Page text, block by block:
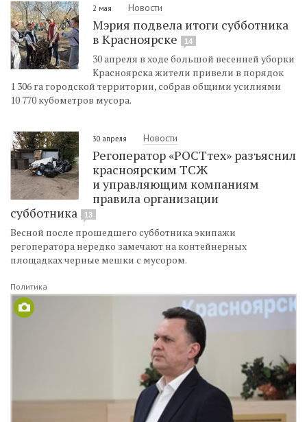
2 мая Новости
Мэрия подвела итоги субботника
в Красноярске
14
30 апреля в ходе большой весенней уборки
Красноярска жители привели в порядок
1 306 га городской территории, собрав общими усилиями
10 770 кубометров мусора.
30 апреля Новости
Регоператор «РОСТтех» разъяснил
красноярским ТСЖ
и управляющим компаниям
правила организации
субботника
13
Весной после прошедшего субботника экипажи
регоператора нередко замечают на контейнерных
площадках черные мешки с мусором.
Политика